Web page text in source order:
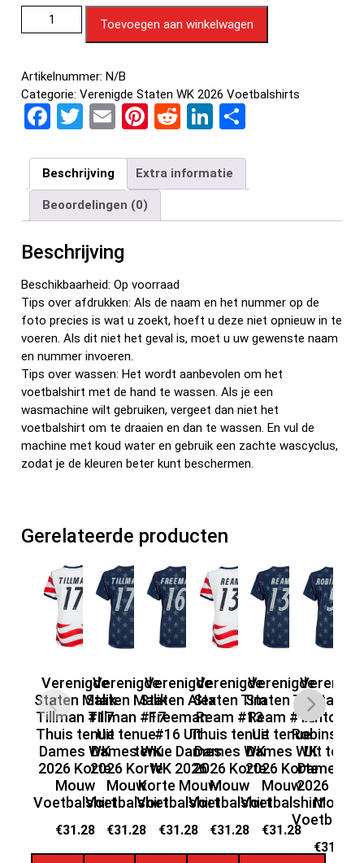
Toevoegen aan winkelwagen
Artikelnummer:N/B
Categorie:Verenigde Staten WK 2026 Voetbalshirts
F
ce
b
o
o
k
T
tt
er
E
ail
Pi
er
es
t
R
d
di
t
Li
ke
dI
n
e
n
Beschrijving Extra informatie
Beoordelingen (0)
Beschrijving
Beschikbaarheid: Op voorraad
Tips over afdrukken: Als de naam en het nummer op de
foto precies is wat u zoekt, hoeft u deze niet opnieuw in te
voeren. Als dit niet het geval is, moet u uw gewenste naam
en nummer invoeren.
Tips over wassen: Het wordt aanbevolen om het
voetbalshirt met de hand te wassen. Als je een
wasmachine wilt gebruiken, vergeet dan niet het
voetbalshirt om te draaien en dan te wassen. En vul de
machine met koud water en gebruik een zachte wascyclus,
zodat je de kleuren beter kunt beschermen.
Gerelateerde producten
Verenigde
Staten Malik
Tillman #17
Thuis tenue
Dames WK
2026 Korte
Mouw
Voetbalshirt
€31.28
Verenigde
Staten Malik
Tillman #17
Uit tenue
Dames WK
2026 Korte
Mouw
Voetbalshirt
€31.28
Verenigde
Staten Alex
Freeman
#16 Uit
tenue Dames
WK 2026
Korte Mouw
Voetbalshirt
€31.28
Verenigde
Staten Tim
Ream #13
Thuis tenue
Dames WK
2026 Korte
Mouw
Voetbalshirt
€31.28
Verenigde
Staten Tim
Ream #13
Uit tenue
Dames WK
2026 Korte
Mouw
Voetbalshirt
€31.28
Staten
Antonee
Robinson
Uit tenue
Dames
2026
Mouw
€31.28